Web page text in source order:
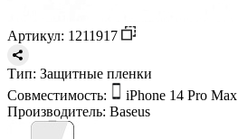
Артикул: 1211917
Тип: Защитные пленки
Совместимость:
iPhone 14 Pro Max
Производитель: Baseus